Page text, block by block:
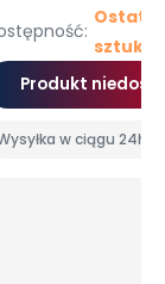
sztuki
Produkt
w ciągu 24h